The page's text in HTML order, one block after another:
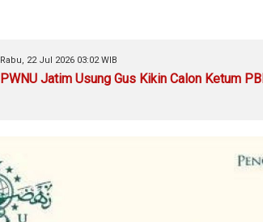
Rabu, 22 Jul 2026 03:02 WIB
PWNU Jatim Usung Gus Kikin Calon Ketum